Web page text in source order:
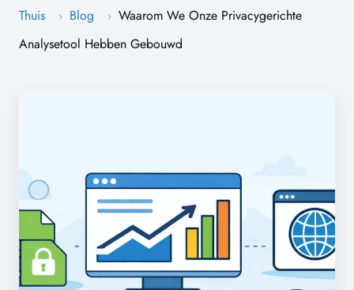
Thuis › Blog › Waarom We Onze Privacygerichte
Analysetool Hebben Gebouwd